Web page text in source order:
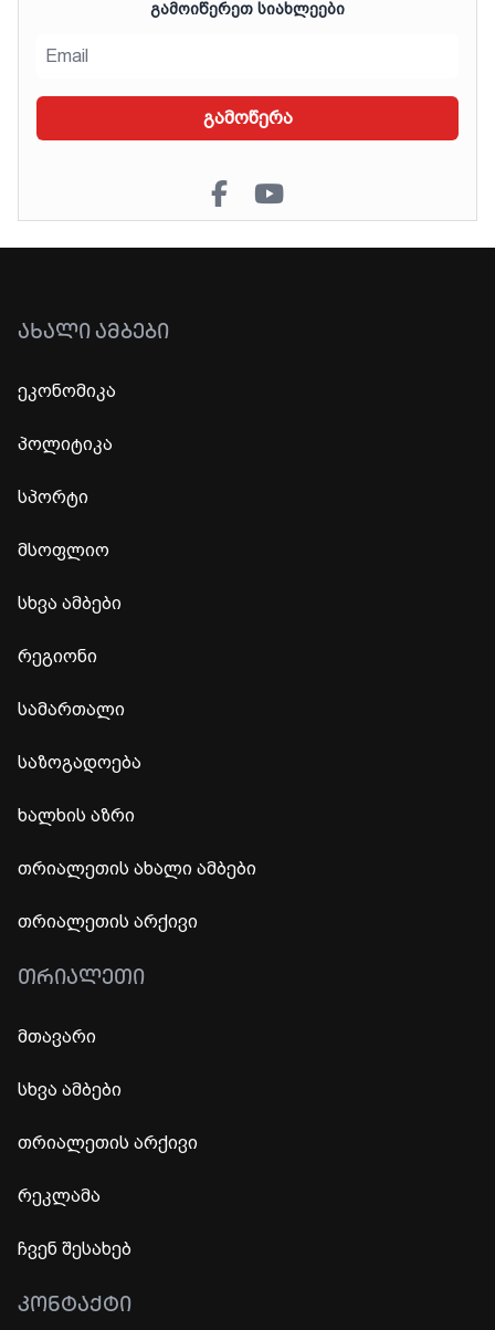
ᲒᲐᲛᲝᲘᲬᲔᲠᲔᲗ ᲡᲘᲐᲮᲚᲔᲔᲑᲘ
გამოწერა
ᲐᲮᲐᲚᲘ ᲐᲛᲑᲔᲑᲘ
ეკონომიკა
პოლიტიკა
სპორტი
მსოფლიო
სხვა ამბები
რეგიონი
სამართალი
საზოგადოება
ხალხის აზრი
თრიალეთის ახალი ამბები
თრიალეთის არქივი
ᲗᲠᲘᲐᲚᲔᲗᲘ
მთავარი
სხვა ამბები
თრიალეთის არქივი
რეკლამა
ჩვენ შესახებ
ᲙᲝᲜᲢᲐᲥᲢᲘ